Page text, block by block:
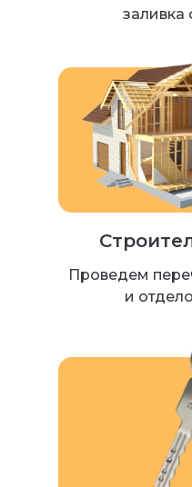
заливка
Проведем
и